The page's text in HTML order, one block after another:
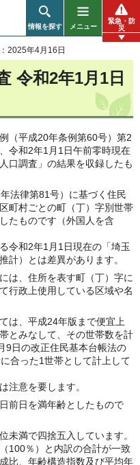
情報を探す メニュー
緊急・防
災
2025年4月16日
令和2年1月1日
（平成20年条例第60号）第2
令和2年1月1日午前零時現在
口調査」の結果を収録したも
法律第81号）に基づく住民
町村ごとの町（丁）字別世帯
たものです（外国人を含
令和2年1月1日現在の「埼玉
計）とは差異があります。
は、住所を表す町（丁）字に
行政上使用している区域や名
は、平成24年版まで便宜上
とみなして、その世帯数を計
9日の改正住民基本台帳法の
合った1世帯として計上して
注意を要します。
前日を満年齢としたもので
未満で四捨五入しています。
100％）と内訳の合計が一致
比、年齢構造指数及び平均年